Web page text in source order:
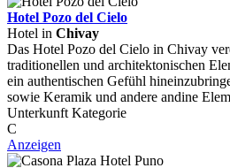
Hotel Pozo del Cielo
Hotel in Chivay
Das Hotel Pozo del Cielo in Chivay
traditionellen und architektonischen
ein authentischen Gefühl
sowie Keramik und andere andine
Unterkunft Kategorie
C
Anzeigen